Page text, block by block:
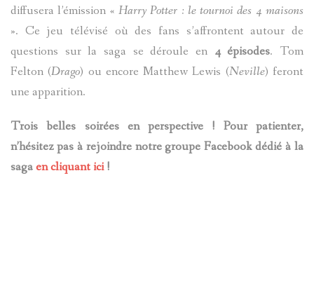
diffusera l’émission « Harry Potter : le tournoi des 4 maisons
». Ce jeu télévisé où des fans s’affrontent autour de
questions sur la saga se déroule en 4 épisodes. Tom
Felton (Drago) ou encore Matthew Lewis (Neville) feront
une apparition.
Trois belles soirées en perspective ! Pour patienter,
n’hésitez pas à rejoindre notre groupe Facebook dédié à la
sagaen cliquant ici!